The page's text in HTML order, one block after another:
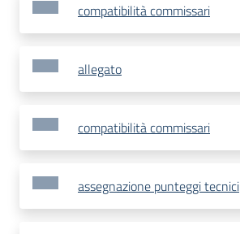
compatibilità commissari
allegato
compatibilità commissari
assegnazione punteggi tecnici